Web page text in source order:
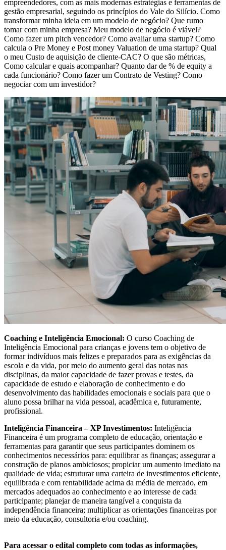
empreendedores, com as mais modernas estratégias e ferramentas de
gestão empresarial, seguindo os princípios do Vale do Silício. Como
transformar minha ideia em um modelo de negócio? Que rumo
tomar com minha empresa? Meu modelo de negócio é viável?
Como fazer um pitch vencedor? Como avaliar uma startup? Como
calcula o Pre Money e Post money Valuation de uma startup? Qual
o meu Custo de aquisição de cliente-CAC? O que são métricas,
Como calcular e quais acompanhar? Quanto dar de % de equity a
cada funcionário? Como fazer um Contrato de Vesting? Como
negociar com um investidor?
Coaching e Inteligência Emocional: O curso Coaching de
Inteligência Emocional para crianças e jovens tem o objetivo de
formar indivíduos mais felizes e preparados para as exigências da
escola e da vida, por meio do aumento geral das notas nas
disciplinas, da maior capacidade de fazer provas e testes, da
capacidade de estudo e elaboração de conhecimento e do
desenvolvimento das habilidades emocionais e sociais para que o
aluno possa brilhar na vida pessoal, acadêmica e, futuramente,
profissional.
Inteligência Financeira – XP Investimentos: Inteligência
Financeira é um programa completo de educação, orientação e
ferramentas para garantir que seus participantes dominem os
conhecimentos necessários para: equilibrar as finanças; assegurar a
construção de planos ambiciosos; propiciar um aumento imediato na
qualidade de vida; estruturar uma carteira de investimentos eficiente,
equilibrada e com rentabilidade acima da média de mercado, em
mercados adequados ao conhecimento e ao interesse de cada
participante; planejar de maneira tangível a conquista da
independência financeira; multiplicar as orientações financeiras por
meio da educação, consultoria e/ou coaching.
Para acessar o edital completo com todas as informações,